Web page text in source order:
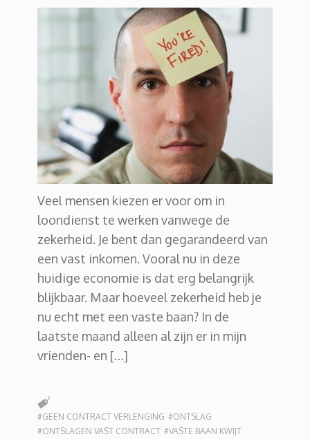
Veel mensen kiezen er voor om in
loondienst te werken vanwege de
zekerheid. Je bent dan gegarandeerd van
een vast inkomen. Vooral nu in deze
huidige economie is dat erg belangrijk
blijkbaar. Maar hoeveel zekerheid heb je
nu echt met een vaste baan? In de
laatste maand alleen al zijn er in mijn
vrienden- en […]
#GEEN CONTRACT VERLENGING #ONTSLAG
#ONTSLAGEN VAST CONTRACT #VASTE BAAN KWIJT